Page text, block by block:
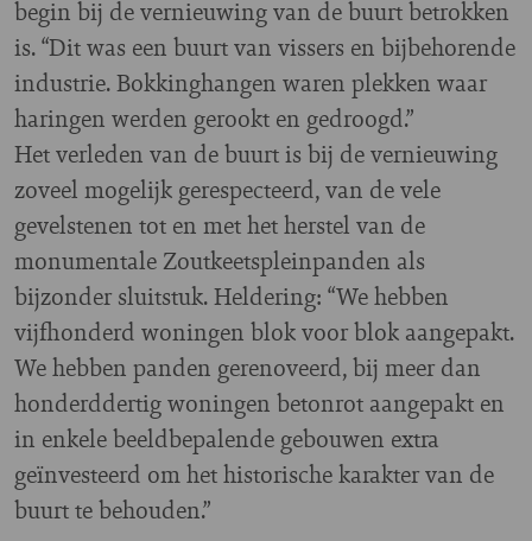
begin bij de vernieuwing van de buurt betrokken
is. “Dit was een buurt van vissers en bijbehorende
industrie. Bokkinghangen waren plekken waar
haringen werden gerookt en gedroogd.”
Het verleden van de buurt is bij de vernieuwing
zoveel mogelijk gerespecteerd, van de vele
gevelstenen tot en met het herstel van de
monumentale Zoutkeetspleinpanden als
bijzonder sluitstuk. Heldering: “We hebben
vijfhonderd woningen blok voor blok aangepakt.
We hebben panden gerenoveerd, bij meer dan
honderddertig woningen betonrot aangepakt en
in enkele beeldbepalende gebouwen extra
geïnvesteerd om het historische karakter van de
buurt te behouden.”